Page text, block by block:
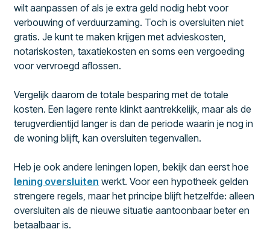
wilt aanpassen of als je extra geld nodig hebt voor
verbouwing of verduurzaming. Toch is oversluiten niet
gratis. Je kunt te maken krijgen met advieskosten,
notariskosten, taxatiekosten en soms een vergoeding
voor vervroegd aflossen.
Vergelijk daarom de totale besparing met de totale
kosten. Een lagere rente klinkt aantrekkelijk, maar als de
terugverdientijd langer is dan de periode waarin je nog in
de woning blijft, kan oversluiten tegenvallen.
Heb je ook andere leningen lopen, bekijk dan eerst hoe
lening oversluiten werkt. Voor een hypotheek gelden
strengere regels, maar het principe blijft hetzelfde: alleen
oversluiten als de nieuwe situatie aantoonbaar beter en
betaalbaar is.